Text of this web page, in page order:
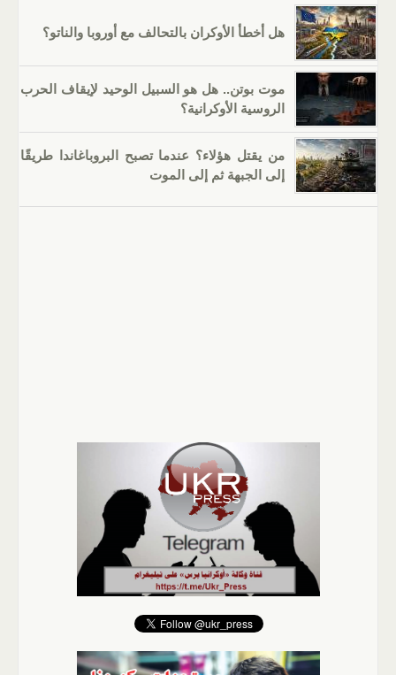
هل أخطأ الأوكران بالتحالف مع أوروبا والناتو؟
موت بوتن.. هل هو السبيل الوحيد لإيقاف الحرب
الروسية الأوكرانية؟
من يقتل هؤلاء؟ عندما تصبح البروباغاندا طريقًا
إلى الجبهة ثم إلى الموت